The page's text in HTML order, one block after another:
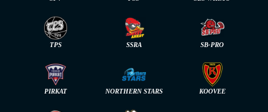
TPS SSRA SB-PRO
PIRKAT NORTHERN STARS KOOVEE